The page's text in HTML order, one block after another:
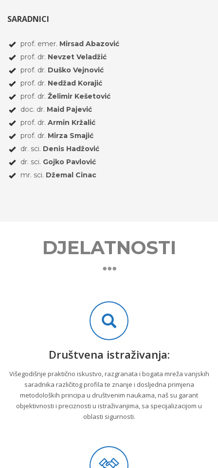
SARADNICI
prof. emer. Mirsad Abazović
prof. dr. Nevzet Veladžić
prof. dr. Duško Vejnović
prof. dr. Nedžad Korajić
prof. dr. Želimir Kešetović
doc. dr. Maid Pajević
prof. dr. Armin Kržalić
prof. dr. Mirza Smajić
dr. sci. Denis Hadžović
dr. sci. Gojko Pavlović
mr. sci. Džemal Cinac
DJELATNOSTI
Društvena istraživanja:
Višegodišnje praktično iskustvo, razgranata i bogata mreža vanjskih
saradnika različitog profila te znanje i dosljedna primjena
metodoloških principa u društvenim naukama, naš su garant
objektivnosti i preciznosti u istraživanjima, sa specijalizacijom u
oblasti sigurnosti.